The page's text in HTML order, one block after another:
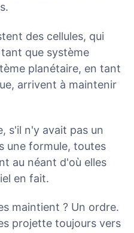
des cellules, qui
que système
planétaire, en tant
arrivent à maintenir
s'il n'y avait pas un
une formule, toutes
au néant d'où elles
en fait.
maintient ? Un ordre.
projette toujours vers